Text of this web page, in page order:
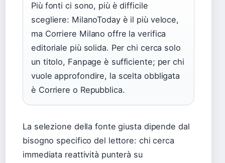
Più fonti ci sono, più è difficile
scegliere: MilanoToday è il più veloce,
ma Corriere Milano offre la verifica
editoriale più solida. Per chi cerca solo
un titolo, Fanpage è sufficiente; per chi
vuole approfondire, la scelta obbligata
è Corriere o Repubblica.
La selezione della fonte giusta dipende dal
bisogno specifico del lettore: chi cerca
immediata reattività punterà su